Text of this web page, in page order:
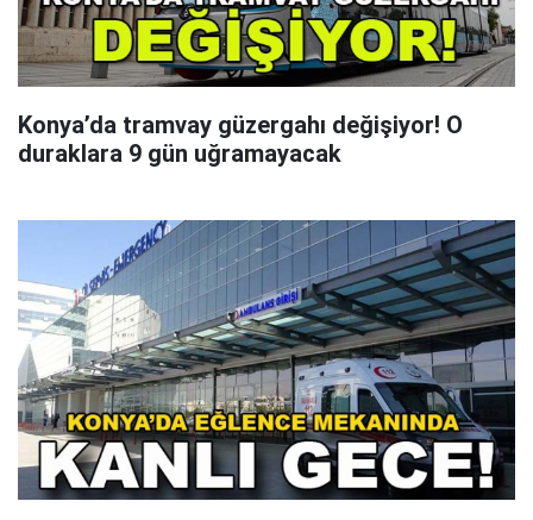
Konya’da tramvay güzergahı değişiyor! O
duraklara 9 gün uğramayacak